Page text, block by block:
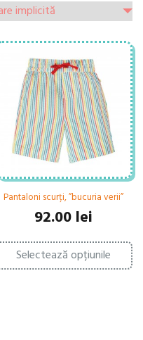
Pantaloni scurți, ”bucuria verii”
92.00 lei
Selectează opțiunile